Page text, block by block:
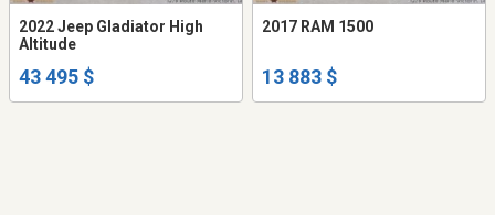
2022 Jeep Gladiator High
Altitude
43 495 $
2017 RAM 1500
13 883 $